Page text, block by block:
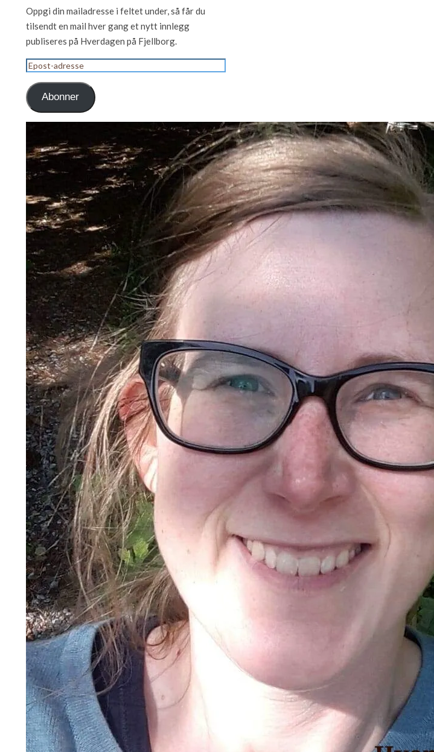
Oppgi din mailadresse i feltet under, så får du
tilsendt en mail hver gang et nytt innlegg
publiseres på Hverdagen på Fjellborg.
Epost-
adresse
Abonner